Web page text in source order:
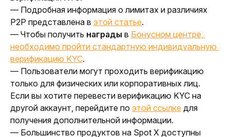
— Подробная информация о лимитах и различиях
P2P представлена в этой статье.
— Чтобы получить награды в Бонусном центре,
необходимо пройти стандартную индивидуальную
верификацию KYC.
— Пользователи могут проходить верификацию
только для физических или корпоративных лиц.
Если вы хотите перевести верификацию KYC на
другой аккаунт, перейдите по этой ссылке для
получения дополнительной информации.
— Большинство продуктов на Spot X доступны